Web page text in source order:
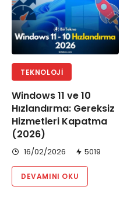
TEKNOLOJI
Windows 11 ve 10
Hızlandırma: Gereksiz
Hizmetleri Kapatma
(2026)
16/02/2026 5019
DEVAMINI OKU